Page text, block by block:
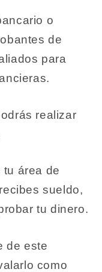
o
de
para
realizar
tu área de
sueldo,
tu dinero.
de este
como